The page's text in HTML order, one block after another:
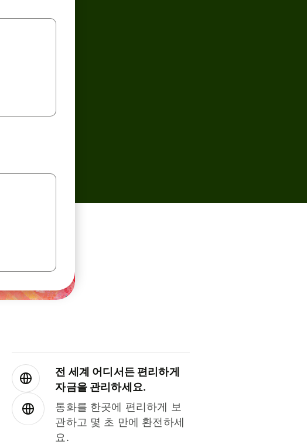
전 세계 어디서든 편리하게
자금을 관리하세요.
통화를 한곳에 편리하게 보
관하고 몇 초 만에 환전하세
요.